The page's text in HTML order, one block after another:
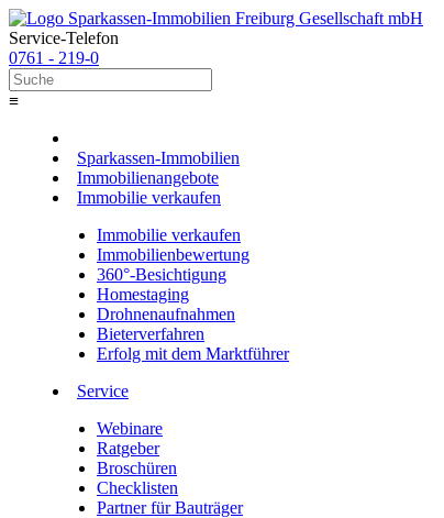
Service-Telefon
0761 - 219-0
≡
Sparkassen-Immobilien
Immobilienangebote
Immobilie verkaufen
Immobilie verkaufen
Immobilienbewertung
360°-Besichtigung
Homestaging
Drohnenaufnahmen
Bieterverfahren
Erfolg mit dem Marktführer
Service
Webinare
Ratgeber
Broschüren
Checklisten
Partner für Bauträger